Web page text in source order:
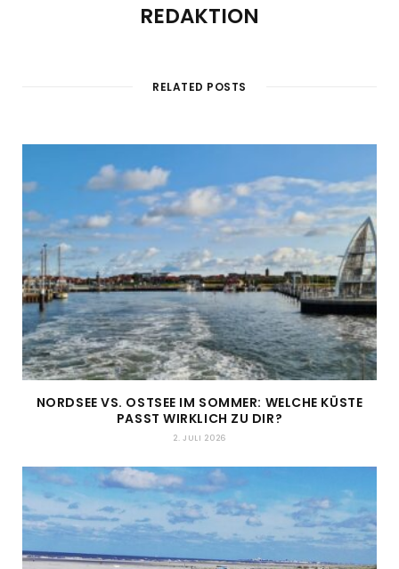
REDAKTION
RELATED POSTS
NORDSEE VS. OSTSEE IM SOMMER: WELCHE KÜSTE
PASST WIRKLICH ZU DIR?
2. JULI 2026